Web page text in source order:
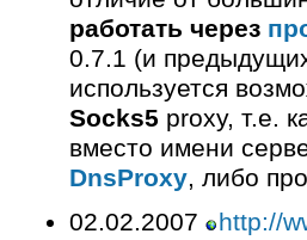
работать через
0.7.1 (и
используется
Socks5 proxy, т.е.
вместо имени
DnsProxy, либо
02.02.2007
http://